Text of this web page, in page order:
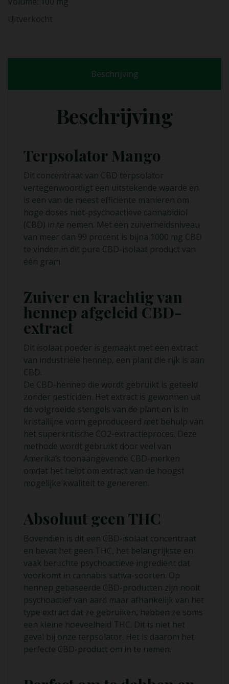
Uitverkocht
Beschrijving
Beschrijving
Terpsolator Mango
Dit concentraat van CBD terpsolator
vertegenwoordigt een uitstekende waarde en
is een van de meest efficiënte manieren om
hoge doses niet-psychoactieve cannabidiol
(CBD) in te nemen. Met een zuiverheidsniveau
van meer dan 99 procent is bijna 1000 mg CBD
te vinden in dit pure CBD-isolaat product van
één gram.
Zuiver en krachtig van
hennep afgeleid CBD-
extract
Dit isolaat poeder is gemaakt met een extract
van industriële hennep, een plant die rijk is aan
CBD.
De CBD-hennep die wordt gebruikt is geteeld
zonder pesticiden. Het extract is gewonnen uit
de volgroeide stengels van de plant en is in
kristallijne vorm geproduceerd met behulp van
het superkritische CO2-extractieproces. Deze
methode wordt gebruikt door veel van
Amerika’s toonaangevende CBD-merken
omdat het helpt om extract van de hoogst
mogelijke kwaliteit te genereren.
Absoluut geen THC
Bovendien is dit een CBD-isolaat concentraat
en bevat het geen THC, het belangrijkste en
vaak beruchte psychoactieve ingrediënt dat
voorkomt in cannabis sativa-soorten. Op
hennep gebaseerde CBD-producten zijn nooit
psychoactief van aard maar afhankelijk van het
type extract dat ze gebruiken, hebben ze soms
een kleine hoeveelheid THC. Dit is niet het
geval bij onze terpsolator. Het is daarom het
perfecte CBD-product om in te nemen.